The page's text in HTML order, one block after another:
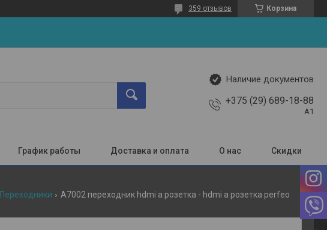
Корзина
359 отзывов
Наличие документов
+375 (29) 689-18-88
A1
График работы Доставка и оплата О нас Скидки
Переходники A7002 переходник hdmi a розетка - hdmi a розетка perfeo